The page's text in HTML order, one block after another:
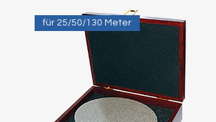
für 25/50/130 Meter